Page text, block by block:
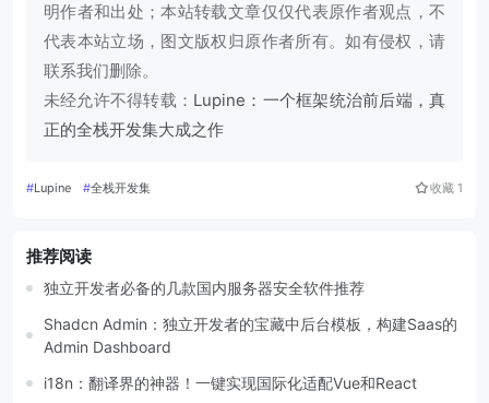
明作者和出处；本站转载文章仅仅代表原作者观点，不
代表本站立场，图文版权归原作者所有。如有侵权，请
联系我们删除。
未经允许不得转载： Lupine：一个框架统治前后端，真
正的全栈开发集大成之作
#Lupine #全栈开发集 收藏 1
推荐阅读
独立开发者必备的几款国内服务器安全软件推荐
Shadcn Admin：独立开发者的宝藏中后台模板，构建Saas的
Admin Dashboard
i18n：翻译界的神器！一键实现国际化适配Vue和React